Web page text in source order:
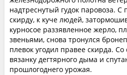
надтреснутый гудок паровоза. С
скирду, к куче людей,
курносое раззявленное жерло,
звеньями, снова тронулся
плевок угодил правее скирда.
вязанку дегтярного дыма и
прошлогоднего урожая.